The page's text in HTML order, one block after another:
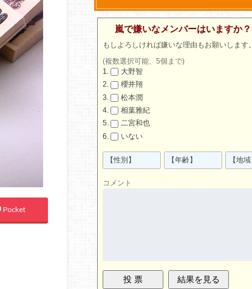
Pocket
嵐で嫌いなメンバーはいますか？
もしよろしければ嫌いな理由もお願いします。
(複数選択可能、5個まで)
大野智
櫻井翔
松本潤
相葉雅紀
二宮和也
いない
コメント